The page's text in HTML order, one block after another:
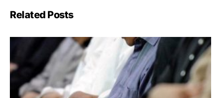
Related Posts